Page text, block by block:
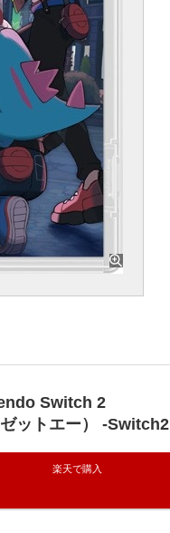
Switch 2
ットエー） -Switch2
楽天で購入